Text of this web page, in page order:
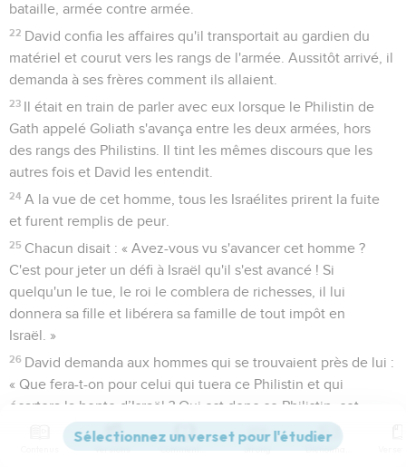
bataille, armée contre armée.
22 David confia les affaires qu'il transportait au gardien du
matériel et courut vers les rangs de l'armée. Aussitôt arrivé, il
demanda à ses frères comment ils allaient.
23 Il était en train de parler avec eux lorsque le Philistin de
Gath appelé Goliath s'avança entre les deux armées, hors
des rangs des Philistins. Il tint les mêmes discours que les
autres fois et David les entendit.
24 A la vue de cet homme, tous les Israélites prirent la fuite
et furent remplis de peur.
25 Chacun disait : « Avez-vous vu s'avancer cet homme ?
C'est pour jeter un défi à Israël qu'il s'est avancé ! Si
quelqu'un le tue, le roi le comblera de richesses, il lui
donnera sa fille et libérera sa famille de tout impôt en
Israël. »
26 David demanda aux hommes qui se trouvaient près de lui :
« Que fera-t-on pour celui qui tuera ce Philistin et qui
écartera la honte d’Israël ? Qui est donc ce Philistin, cet
incirconcis, pour insulter l'armée du Dieu vivant ? »
Le peuple répéta les mêmes choses en précisant : « Voilà
Versions Commentaires Strong